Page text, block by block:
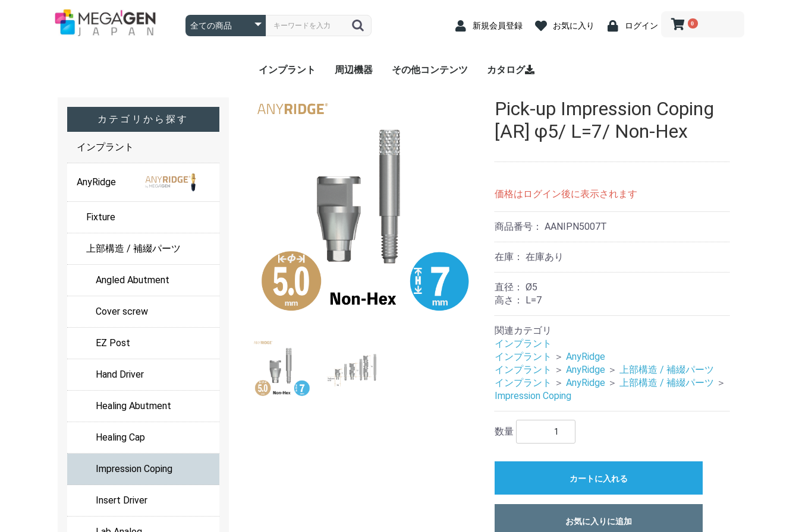
新規会員登録 お気に入り ログイン 0
インプラント
Angled Abutment
Cover screw
EZ Post
Hand Driver
Healing Abutment
Healing Cap
Impression Coping
Insert Driver
Lab Analog
Meg-Rhein
Overdenture System
Multi Post Screw
Multi-unit Abutment
Multi-unit Angled
Abutment
Multi-unit Driver
Multi-unit ZrGEN
Abutment
Removal Driver
Retentive Caps
Retentive Cap
Insertion Tool
Retentive Cap
Removal Tool
Right Angle Driver
RP Analog
Scan Abutment
Stainless Steel
Housing
Temporary Abutment
Temporary Cylinder
ZrGEN Abutment
Surgical Kit
Lance Drill
Marking Drill
Stopper Drill
Point Trephine Bur
Trephine Bur
Cortical Bone Drill
Handpiece
Connector
Ratchet Connector
Hand Driver(1.2 Hex)
Right Angle
Driber(1.2 Hex)
Abutment Removal
Driver
Drill Extension
Direction Indicator
Path Finder
Tarque Wrench &
Adapter
Angled Abutment
EZ Post
Hand Driver
Healing Abutment
Healing Cap
Impression Coping
Insert Driver
Lab Analog
Meg-Rhein
Overdenture System
Multi Post Screw
Multi-unit Abutment
Multi-unit Angled
Abutment
Multi-unit Driver
Multi-unit ZrGEN
Abutment
Removal Driver
Retentive Caps
Retentive Cap
Insertion Tool
Retentive Cap
Removal Tool
Right Angle Driver
RP Analog
Scan Abutment
Solid Abutment
Stainless Steel
Housing
Temporary Abutment
Temporary Cylinder
ZrGEN Abutment
Shaping Drill
Dense Drill
Initial Drill
Surgical Kit
Lance Drill
Marking Drill
Stopper Drill
Point Trephine Bur
Trephine Bur
Cortical Bone Drill
Handpiece
Connector
Ratchet Connector
Hand Driver(1.2 Hex)
Right Angle
Driber(1.2 Hex)
Drill Extension
Direction Indicator
Path Finder
Tarque Wrench &
Adapter
BLUEDIAMOND Analog
Angled Abutment
EZ Post Abutment
Healing Abutment
Healing Cap
Impression
coping(Multi用)
Impression
Coping(Pick-up )
Impression
Coping(Transfer)
Lab Analog
Meg-Rhein
Overdenture System
Multi-unit Abutment
Multi-unit Angled
Abutment
Multi-unit ZrGEN
Abutment
Retentive Caps
Retentive Cap
Insertion Tool
Retentive Cap
Removal Tool
Scan Abutment
Stainless Steel
Housing
Temporary Abutment
Temporary Cylinder
ZrGEN Abutment
Surgical Kit
Lance Drill
Lindermann Drill
Flattening Drill
Shaping Drills
Stopper Drill
Cortical Bone Drill
Tap Drill
Handpiece
Connector
Ratchet Connector
Multi-unit Driver
Right Angle Driver
Hand Driver
Insert Driver
Drill Extension
Direction Indicator
Path Finder
Torque Wrench
周辺機器 その他コンテンツ カタログ
カテゴリから探す
インプラント
AnyRidge
Fixture
上部構造 / 補綴パーツ
Angled Abutment
Cover screw
EZ Post
Hand Driver
Healing Abutment
Healing Cap
Impression Coping
Insert Driver
Pick-up Impression Coping
[AR] φ5/ L=7/ Non-Hex
価格はログイン後に表示されます
商品番号： AANIPN5007T
在庫： 在庫あり
直径： Ø5
高さ： L=7
関連カテゴリ
インプラント
インプラント
＞ AnyRidge
インプラント
＞ AnyRidge ＞ 上部構造 / 補綴パーツ
インプラント
＞ AnyRidge ＞ 上部構造 / 補綴パーツ ＞
Impression Coping
数量
カートに入れる
お気に入りに追加